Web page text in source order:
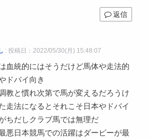
返信
: 投稿日：2022/05/30(月) 15:48:07
血統的にはそうだけど馬体や走法的
ドバイ向き
教と慣れ次第で馬が変えるだろうけ
走法になるとそれこそ日本やドバイ
ちだしクラブ馬では無理だ
悪日本競馬での活躍はダービーが最